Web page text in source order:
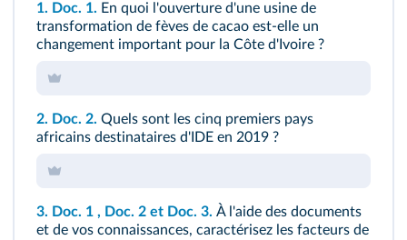
1. Doc. 1. En quoi l'ouverture d'une usine de
transformation de fèves de cacao est‑elle un
changement important pour la Côte d'Ivoire ?
2. Doc. 2. Quels sont les cinq premiers pays
africains destinataires d'IDE en 2019 ?
3. Doc. 1 , Doc. 2 et Doc. 3. À l'aide des documents
et de vos connaissances, caractérisez les facteurs de